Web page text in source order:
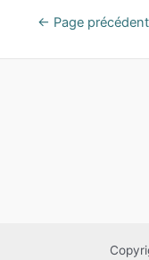
Professionnel:
&
Navigation
← Page